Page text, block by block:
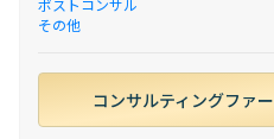
ポストコンサル
その他
コンサルティングファ